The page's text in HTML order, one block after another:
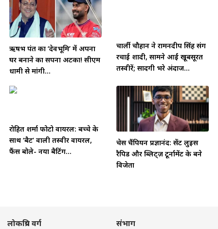
ऋषभ पंत का ‘देवभूमि’ में अपना
घर बनाने का सपना अटका! सीएम
धामी से मांगी...
चार्ली चौहान ने रामनदीप सिंह संग
रचाई शादी, सामने आईं खूबसूरत
तस्वीरें; सादगी भरे अंदाज...
रोहित शर्मा फोटो वायरल: बच्चे के
साथ ‘बैट’ वाली तस्वीर वायरल,
फैंस बोले- नया बैटिंग...
चेस चैंपियन प्रज्ञानंद: सेंट लुइस
रैपिड और ब्लिट्ज़ टूर्नामेंट के बने
विजेता
लोकप्रिय वर्ग संभाग